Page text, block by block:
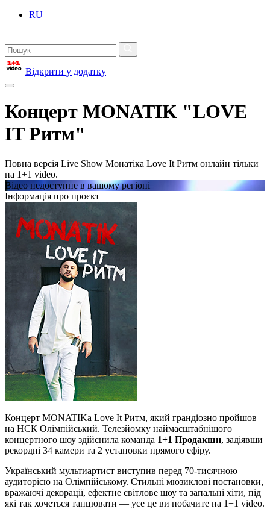
RU
Відкрити у додатку
Концерт MONATIK "LOVE
IT Ритм"
Повна версія Live Show Монатіка Love It Ритм онлайн тільки
на 1+1 video.
Відео недоступне в вашому регіоні
Інформація про проєкт
Концерт MONATIKа Love It Ритм, який грандіозно пройшов
на НСК Олімпійський. Телезйомку наймасштабнішого
концертного шоу здійснила команда 1+1 Продакшн, задіявши
рекордні 34 камери та 2 установки прямого ефіру.
Український мультиартист виступив перед 70-тисячною
аудиторією на Олімпійському. Стильні мюзиклові постановки,
вражаючі декорації, ефектне світлове шоу та запальні хіти, під
які так хочеться танцювати — усе це ви побачите на 1+1 video.